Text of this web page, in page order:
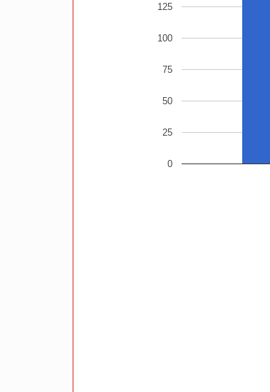
0
25
50
75
100
125